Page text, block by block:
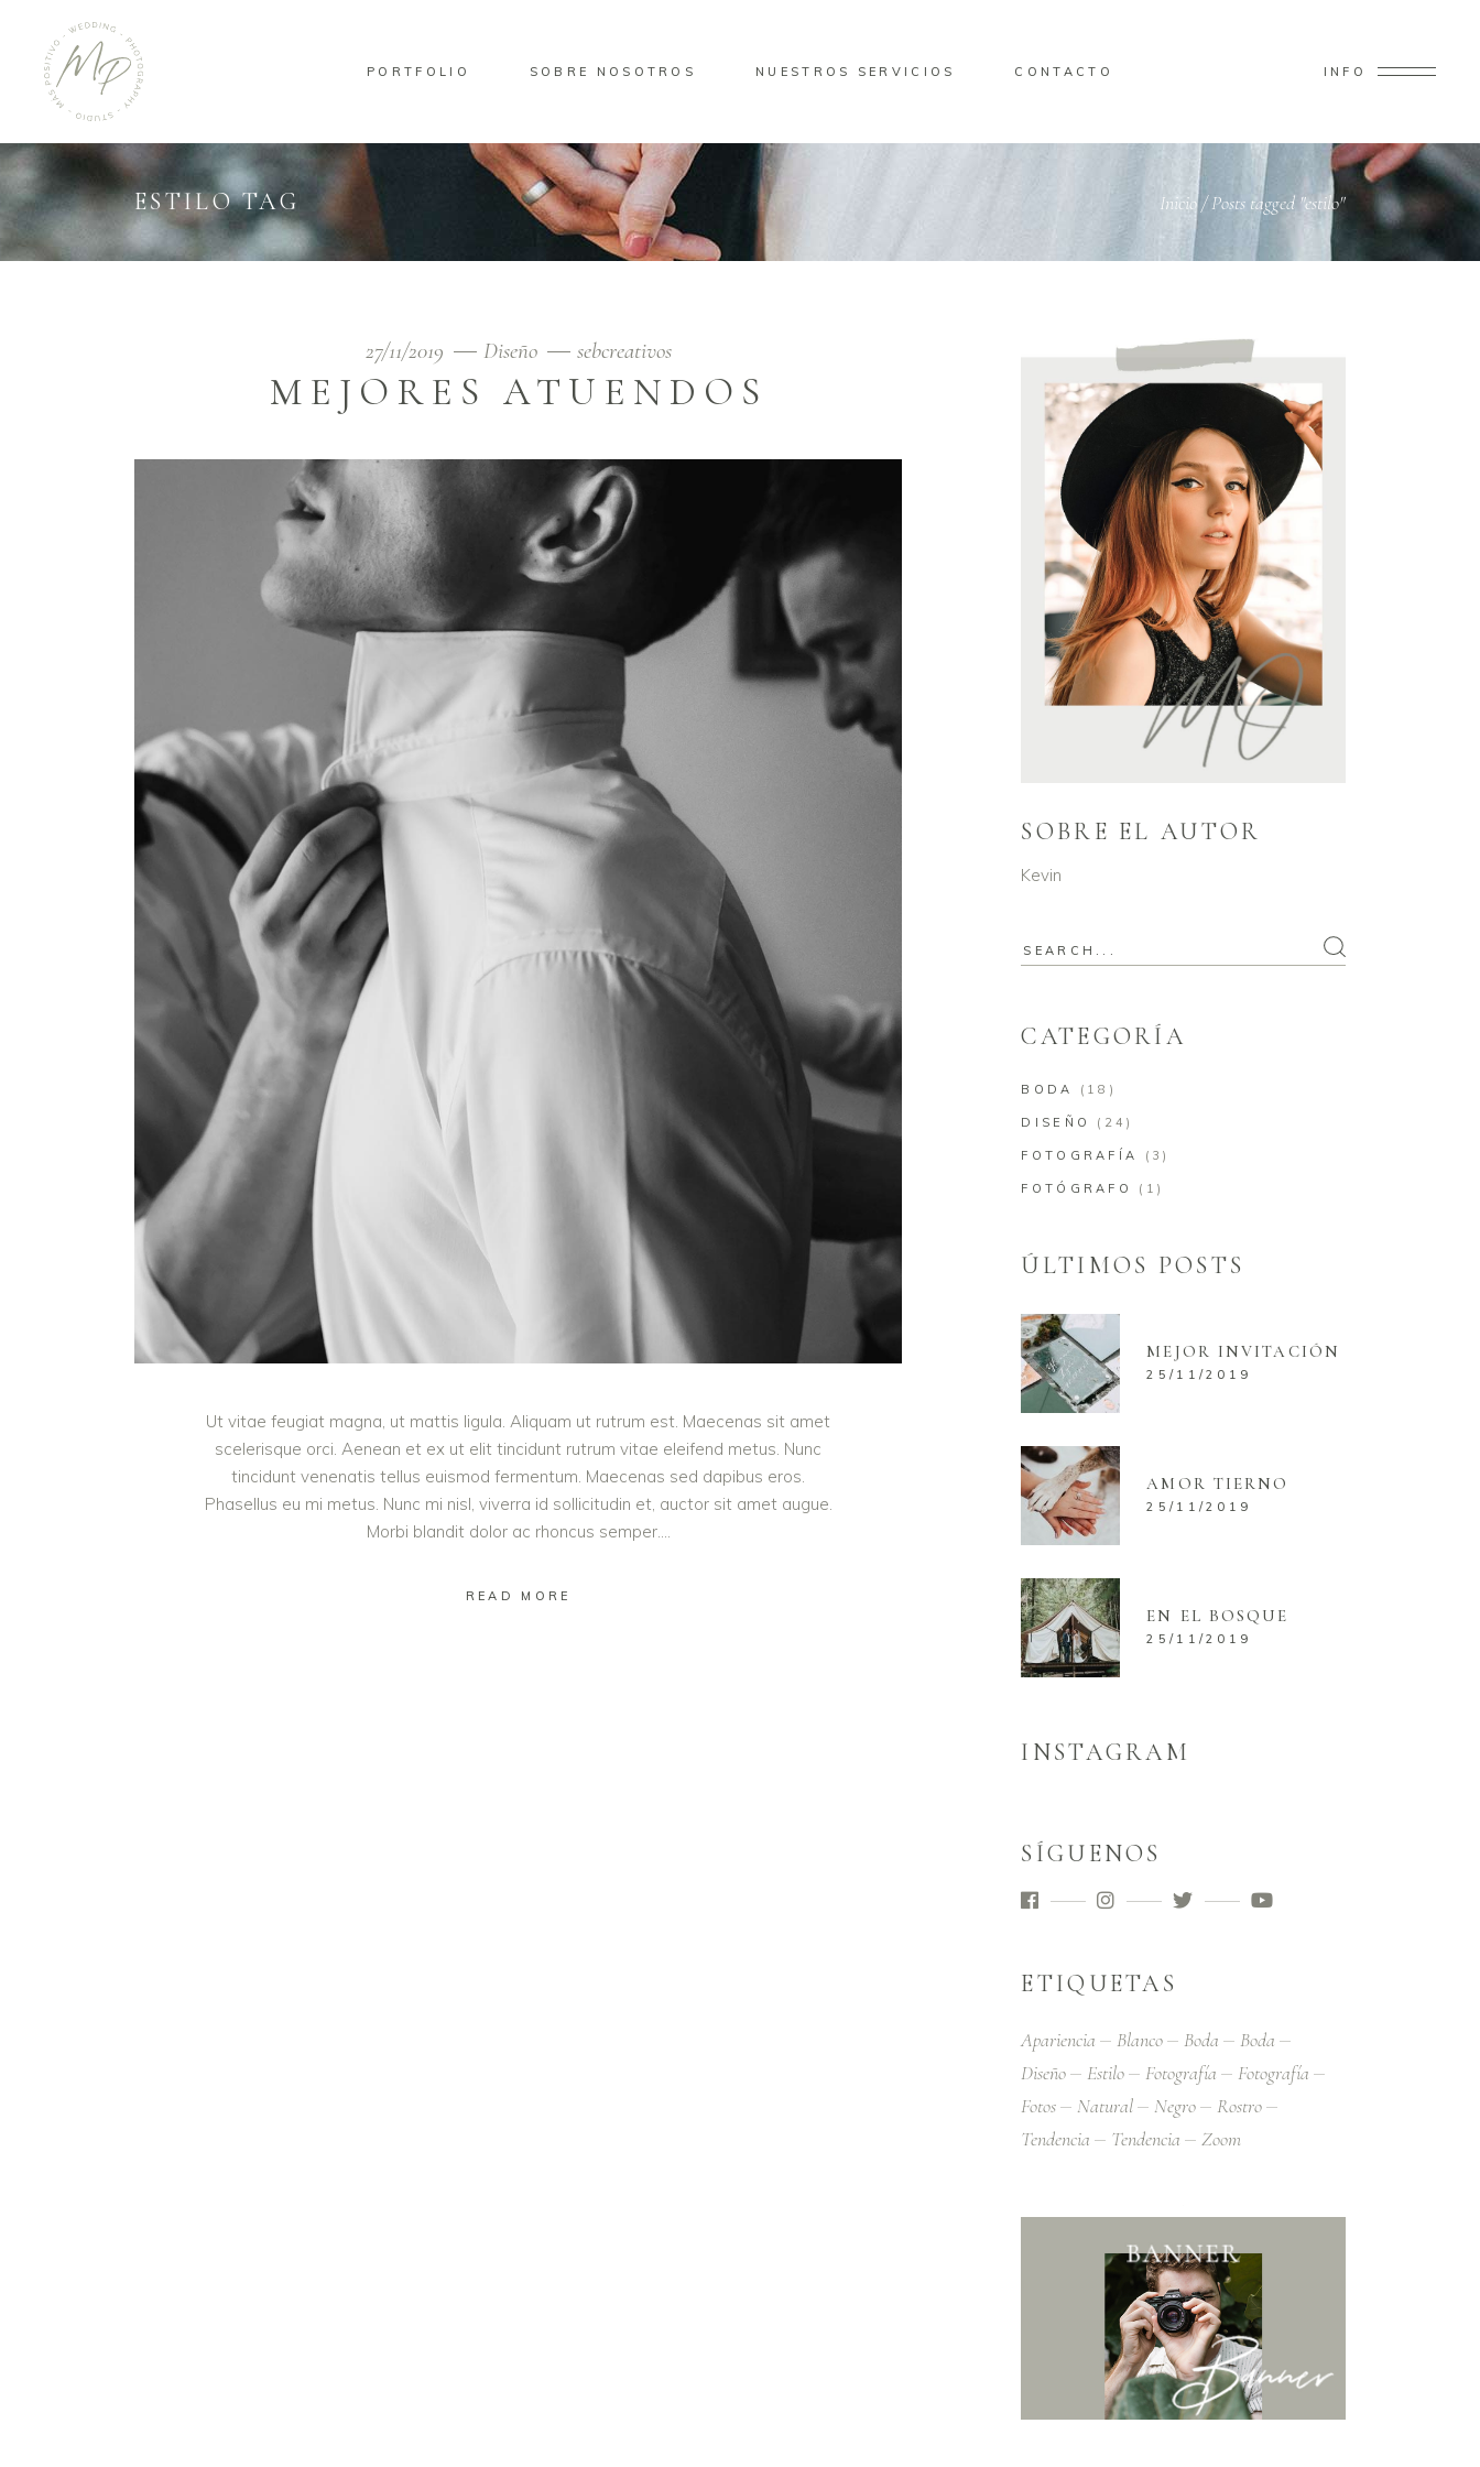
PORTFOLIO SOBRE NOSOTROS NUESTROS SERVICIOS CONTACTO INFO
ESTILO TAG Inicio/Posts tagged "estilo"
27/11/2019 Diseño sebcreativos
MEJORES ATUENDOS
Ut vitae feugiat magna, ut mattis ligula. Aliquam ut rutrum est. Maecenas sit amet
scelerisque orci. Aenean et ex ut elit tincidunt rutrum vitae eleifend metus. Nunc
tincidunt venenatis tellus euismod fermentum. Maecenas sed dapibus eros.
Phasellus eu mi metus. Nunc mi nisl, viverra id sollicitudin et, auctor sit amet augue.
Morbi blandit dolor ac rhoncus semper.
READ MORE
SOBRE EL AUTOR
Kevin
Search
CATEGORÍA
BODA (18)
DISEÑO (24)
FOTOGRAFÍA (3)
FOTÓGRAFO (1)
ÚLTIMOS POSTS
MEJOR INVITACIÓN
25/11/2019
AMOR TIERNO
25/11/2019
EN EL BOSQUE
25/11/2019
INSTAGRAM
SÍGUENOS
ETIQUETAS
Apariencia Blanco Boda
Boda
Diseño
Estilo Fotografía
Fotografía
Fotos
Natural Negro
Rostro
Tendencia
Tendencia Zoom